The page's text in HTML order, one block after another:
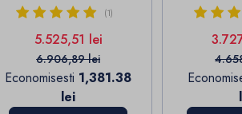
(1)
Pret
5.525,51 leiPret de baza
6.906,89 lei
Economisesti 1,381.38
lei
Pret